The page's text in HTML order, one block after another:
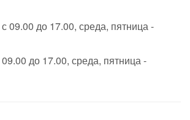
09.00 до 17.00, среда, пятница -
до 17.00, среда, пятница -